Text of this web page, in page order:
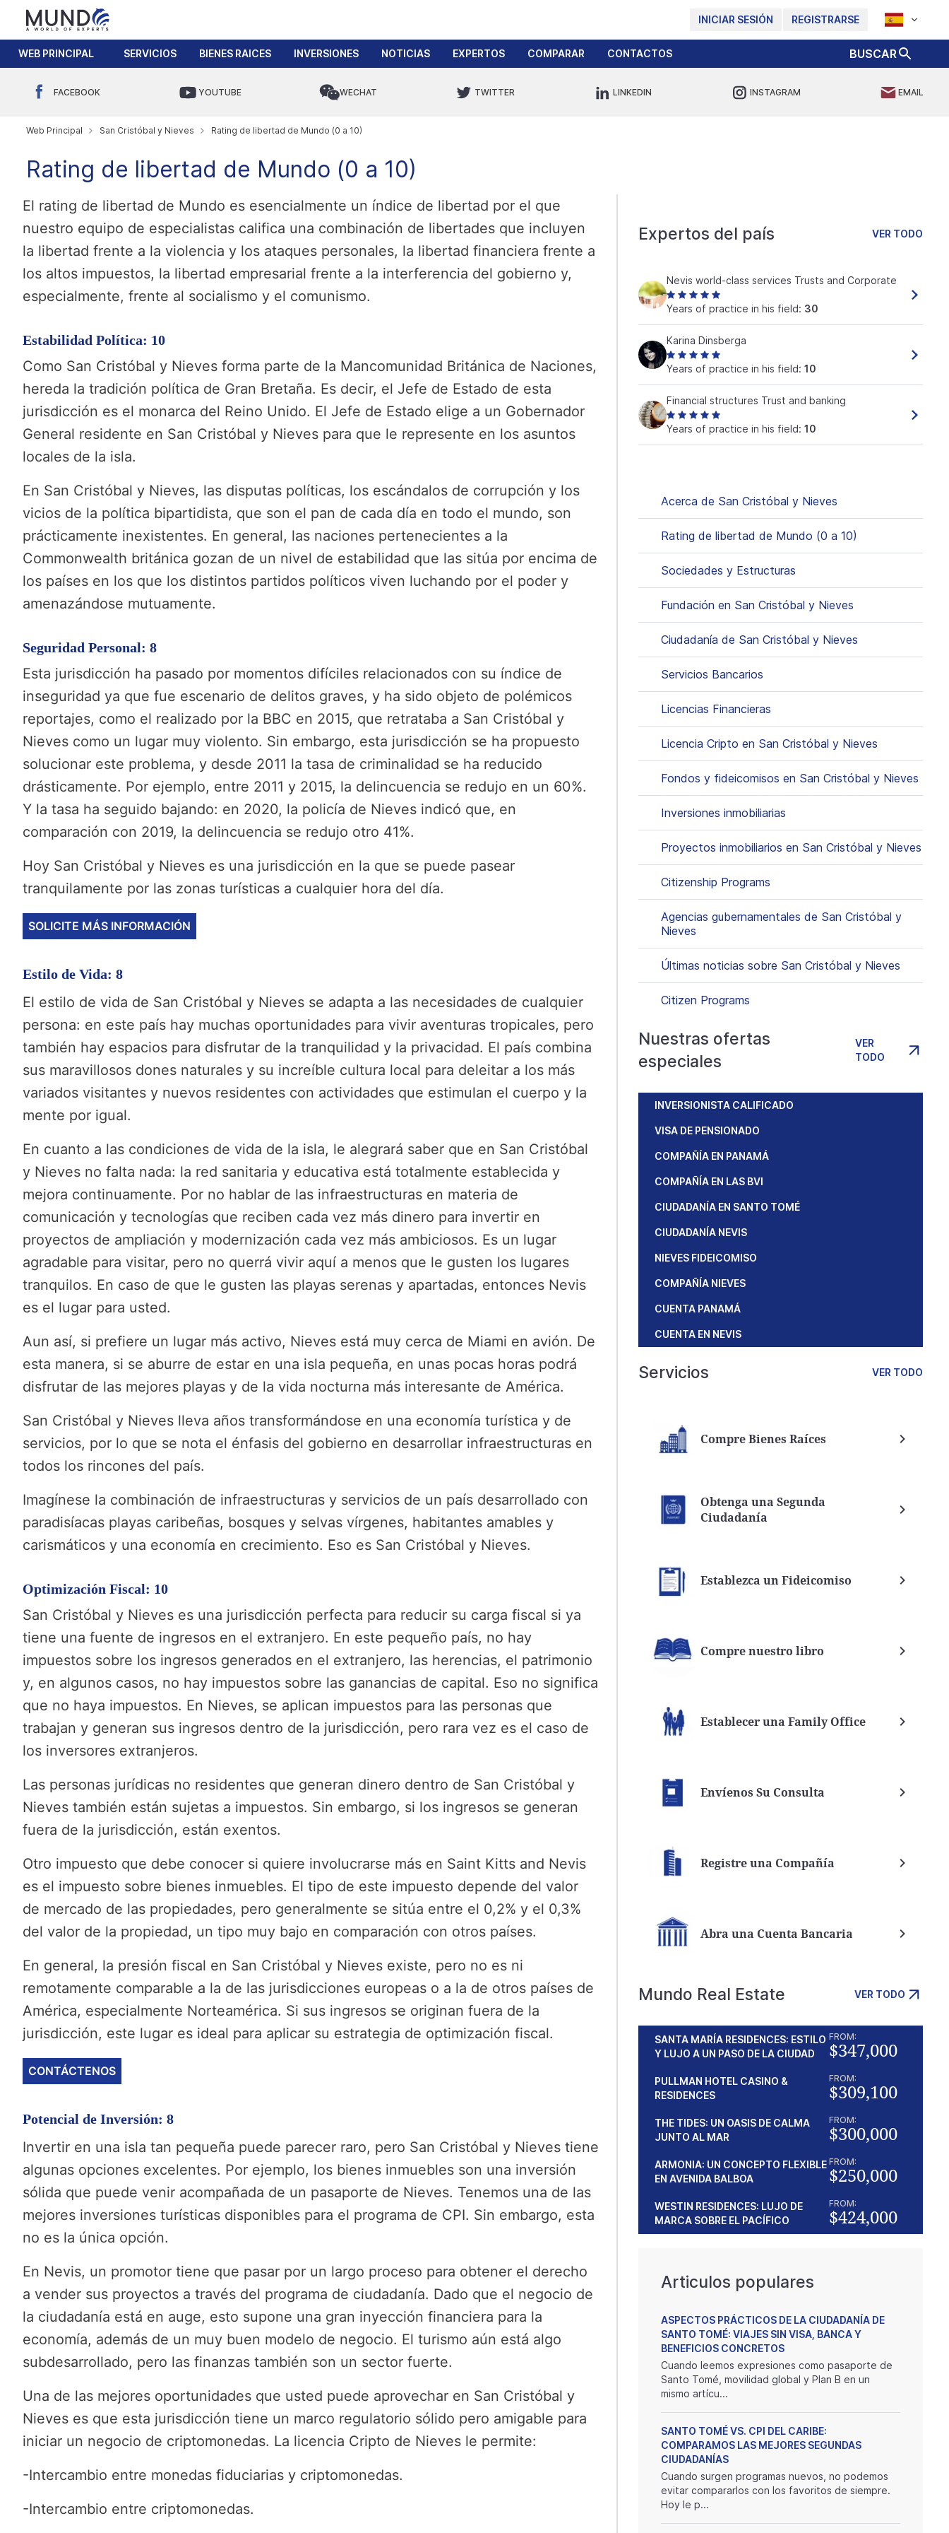
INICIAR SESIÓN REGISTRARSE
WEB PRINCIPAL SERVICIOS BIENES RAICES INVERSIONES NOTICIAS EXPERTOS COMPARAR CONTACTOS BUSCAR
FACEBOOK YOUTUBE WECHAT TWITTER LINKEDIN INSTAGRAM EMAIL
Web Principal San Cristóbal y Nieves Rating de libertad de Mundo (0 a 10)
Rating de libertad de Mundo (0 a 10)
El rating de libertad de Mundo es esencialmente un índice de libertad por el que
nuestro equipo de especialistas califica una combinación de libertades que incluyen
la libertad frente a la violencia y los ataques personales, la libertad financiera frente a
los altos impuestos, la libertad empresarial frente a la interferencia del gobierno y,
especialmente, frente al socialismo y el comunismo.
Estabilidad Política: 10
Como San Cristóbal y Nieves forma parte de la Mancomunidad Británica de Naciones,
hereda la tradición política de Gran Bretaña. Es decir, el Jefe de Estado de esta
jurisdicción es el monarca del Reino Unido. El Jefe de Estado elige a un Gobernador
General residente en San Cristóbal y Nieves para que le represente en los asuntos
locales de la isla.
En San Cristóbal y Nieves, las disputas políticas, los escándalos de corrupción y los
vicios de la política bipartidista, que son el pan de cada día en todo el mundo, son
prácticamente inexistentes. En general, las naciones pertenecientes a la
Commonwealth británica gozan de un nivel de estabilidad que las sitúa por encima de
los países en los que los distintos partidos políticos viven luchando por el poder y
amenazándose mutuamente.
Seguridad Personal: 8
Esta jurisdicción ha pasado por momentos difíciles relacionados con su índice de
inseguridad ya que fue escenario de delitos graves, y ha sido objeto de polémicos
reportajes, como el realizado por la BBC en 2015, que retrataba a San Cristóbal y
Nieves como un lugar muy violento. Sin embargo, esta jurisdicción se ha propuesto
solucionar este problema, y desde 2011 la tasa de criminalidad se ha reducido
drásticamente. Por ejemplo, entre 2011 y 2015, la delincuencia se redujo en un 60%.
Y la tasa ha seguido bajando: en 2020, la policía de Nieves indicó que, en
comparación con 2019, la delincuencia se redujo otro 41%.
Hoy San Cristóbal y Nieves es una jurisdicción en la que se puede pasear
tranquilamente por las zonas turísticas a cualquier hora del día.
SOLICITE MÁS INFORMACIÓN
Estilo de Vida: 8
El estilo de vida de San Cristóbal y Nieves se adapta a las necesidades de cualquier
persona: en este país hay muchas oportunidades para vivir aventuras tropicales, pero
también hay espacios para disfrutar de la tranquilidad y la privacidad. El país combina
sus maravillosos dones naturales y su increíble cultura local para deleitar a los más
variados visitantes y nuevos residentes con actividades que estimulan el cuerpo y la
mente por igual.
En cuanto a las condiciones de vida de la isla, le alegrará saber que en San Cristóbal
y Nieves no falta nada: la red sanitaria y educativa está totalmente establecida y
mejora continuamente. Por no hablar de las infraestructuras en materia de
comunicación y tecnologías que reciben cada vez más dinero para invertir en
proyectos de ampliación y modernización cada vez más ambiciosos. Es un lugar
agradable para visitar, pero no querrá vivir aquí a menos que le gusten los lugares
tranquilos. En caso de que le gusten las playas serenas y apartadas, entonces Nevis
es el lugar para usted.
Aun así, si prefiere un lugar más activo, Nieves está muy cerca de Miami en avión. De
esta manera, si se aburre de estar en una isla pequeña, en unas pocas horas podrá
disfrutar de las mejores playas y de la vida nocturna más interesante de América.
San Cristóbal y Nieves lleva años transformándose en una economía turística y de
servicios, por lo que se nota el énfasis del gobierno en desarrollar infraestructuras en
todos los rincones del país.
Imagínese la combinación de infraestructuras y servicios de un país desarrollado con
paradisíacas playas caribeñas, bosques y selvas vírgenes, habitantes amables y
carismáticos y una economía en crecimiento. Eso es San Cristóbal y Nieves.
Optimización Fiscal: 10
San Cristóbal y Nieves es una jurisdicción perfecta para reducir su carga fiscal si ya
tiene una fuente de ingresos en el extranjero. En este pequeño país, no hay
impuestos sobre los ingresos generados en el extranjero, las herencias, el patrimonio
y, en algunos casos, no hay impuestos sobre las ganancias de capital. Eso no significa
que no haya impuestos. En Nieves, se aplican impuestos para las personas que
trabajan y generan sus ingresos dentro de la jurisdicción, pero rara vez es el caso de
los inversores extranjeros.
Las personas jurídicas no residentes que generan dinero dentro de San Cristóbal y
Nieves también están sujetas a impuestos. Sin embargo, si los ingresos se generan
fuera de la jurisdicción, están exentos.
Otro impuesto que debe conocer si quiere involucrarse más en Saint Kitts and Nevis
es el impuesto sobre bienes inmuebles. El tipo de este impuesto depende del valor
de mercado de las propiedades, pero generalmente se sitúa entre el 0,2% y el 0,3%
del valor de la propiedad, un tipo muy bajo en comparación con otros países.
En general, la presión fiscal en San Cristóbal y Nieves existe, pero no es ni
remotamente comparable a la de las jurisdicciones europeas o a la de otros países de
América, especialmente Norteamérica. Si sus ingresos se originan fuera de la
jurisdicción, este lugar es ideal para aplicar su estrategia de optimización fiscal.
CONTÁCTENOS
Potencial de Inversión: 8
Invertir en una isla tan pequeña puede parecer raro, pero San Cristóbal y Nieves tiene
algunas opciones excelentes. Por ejemplo, los bienes inmuebles son una inversión
sólida que puede venir acompañada de un pasaporte de Nieves. Tenemos una de las
mejores inversiones turísticas disponibles para el programa de CPI. Sin embargo, esta
no es la única opción.
En Nevis, un promotor tiene que pasar por un largo proceso para obtener el derecho
a vender sus proyectos a través del programa de ciudadanía. Dado que el negocio de
la ciudadanía está en auge, esto supone una gran inyección financiera para la
economía, además de un muy buen modelo de negocio. El turismo aún está algo
subdesarrollado, pero las finanzas también son un sector fuerte.
Una de las mejores oportunidades que usted puede aprovechar en San Cristóbal y
Nieves es que esta jurisdicción tiene un marco regulatorio sólido pero amigable para
iniciar un negocio de criptomonedas. La licencia Cripto de Nieves le permite:
-Intercambio entre monedas fiduciarias y criptomonedas.
-Intercambio entre criptomonedas.
Expertos del país VER TODO
Nevis world-class services Trusts and Corporate
Years of practice in his field: 30
Karina Dinsberga
Years of practice in his field: 10
Financial structures Trust and banking
Years of practice in his field: 10
Acerca de San Cristóbal y Nieves
Rating de libertad de Mundo (0 a 10)
Sociedades y Estructuras
Fundación en San Cristóbal y Nieves
Ciudadanía de San Cristóbal y Nieves
Servicios Bancarios
Licencias Financieras
Licencia Cripto en San Cristóbal y Nieves
Fondos y fideicomisos en San Cristóbal y Nieves
Inversiones inmobiliarias
Proyectos inmobiliarios en San Cristóbal y Nieves
Citizenship Programs
Agencias gubernamentales de San Cristóbal y
Nieves
Últimas noticias sobre San Cristóbal y Nieves
Citizen Programs
Nuestras ofertas
especiales
VER
TODO
INVERSIONISTA CALIFICADO
VISA DE PENSIONADO
COMPAÑÍA EN PANAMÁ
COMPAÑÍA EN LAS BVI
CIUDADANÍA EN SANTO TOMÉ
CIUDADANÍA NEVIS
NIEVES FIDEICOMISO
COMPAÑÍA NIEVES
CUENTA PANAMÁ
CUENTA EN NEVIS
Servicios VER TODO
Compre Bienes Raíces
Obtenga una Segunda
Ciudadanía
Establezca un Fideicomiso
Compre nuestro libro
Establecer una Family Office
Envíenos Su Consulta
Registre una Compañía
Abra una Cuenta Bancaria
Mundo Real Estate VER TODO
SANTA MARÍA RESIDENCES: ESTILO
Y LUJO A UN PASO DE LA CIUDAD
FROM:
$347,000
PULLMAN HOTEL CASINO &
RESIDENCES
FROM:
$309,100
THE TIDES: UN OASIS DE CALMA
JUNTO AL MAR
FROM:
$300,000
ARMONIA: UN CONCEPTO FLEXIBLE
EN AVENIDA BALBOA
FROM:
$250,000
WESTIN RESIDENCES: LUJO DE
MARCA SOBRE EL PACÍFICO
FROM:
$424,000
Articulos populares
ASPECTOS PRÁCTICOS DE LA CIUDADANÍA DE
SANTO TOMÉ: VIAJES SIN VISA, BANCA Y
BENEFICIOS CONCRETOS
Cuando leemos expresiones como pasaporte de
Santo Tomé, movilidad global y Plan B en un
mismo artícu...
SANTO TOMÉ VS. CPI DEL CARIBE:
COMPARAMOS LAS MEJORES SEGUNDAS
CIUDADANÍAS
Cuando surgen programas nuevos, no podemos
evitar compararlos con los favoritos de siempre.
Hoy le p...